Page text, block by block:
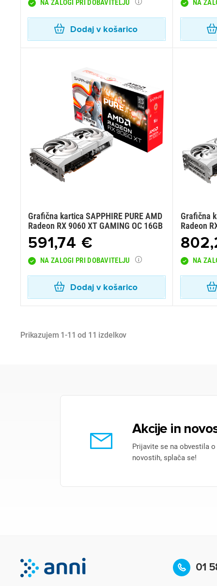
NA ZALOGI PRI DOBAVITELJU
Dodaj v košarico
NA
Grafična kartica SAPPHIRE PURE AMD
Radeon RX 9060 XT GAMING OC 16GB
591,74 €
NA ZALOGI PRI DOBAVITELJU
Dodaj v košarico
Grafična
Radeon
NA
Prikazujem 1-11 od 11 izdelkov
Akcije in
Prijavite se na obvestila
novostih, splača se!
01